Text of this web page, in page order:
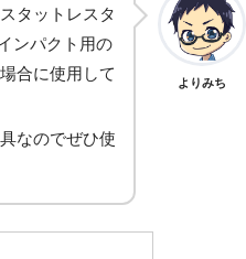
タットレスタ
ンパクト用の
合に使用して
なのでぜひ使
よりみち